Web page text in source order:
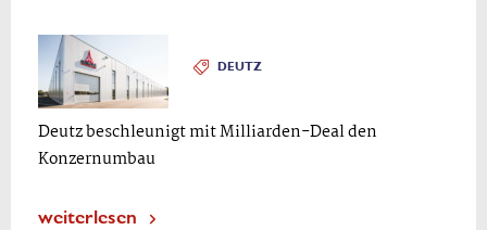
DEUTZ
Deutz beschleunigt mit Milliarden-Deal den
Konzernumbau
weiterlesen